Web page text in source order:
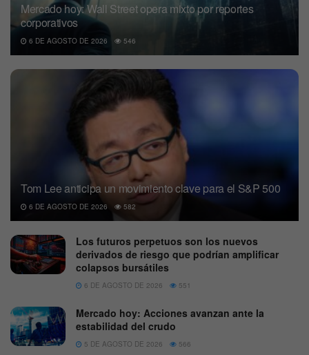
Mercado hoy: Wall Street opera mixto por reportes
corporativos
6 DE AGOSTO DE 2026 546
Tom Lee anticipa un movimiento clave para el S&P 500
6 DE AGOSTO DE 2026 582
Los futuros perpetuos son los nuevos
derivados de riesgo que podrían amplificar
colapsos bursátiles
6 DE AGOSTO DE 2026 551
Mercado hoy: Acciones avanzan ante la
estabilidad del crudo
5 DE AGOSTO DE 2026 566